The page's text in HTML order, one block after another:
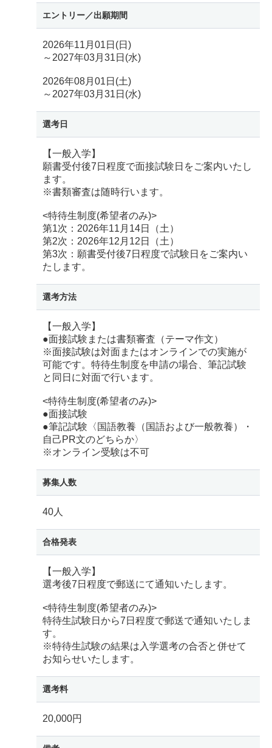
エントリー／出願期間
2026年11月01日(日)
～2027年03月31日(水)
2026年08月01日(土)
～2027年03月31日(水)
選考日
【一般入学】
願書受付後7日程度で面接試験日をご案内いたし
ます。
※書類審査は随時行います。
<特待生制度(希望者のみ)>
第1次：2026年11月14日（土）
第2次：2026年12月12日（土）
第3次：願書受付後7日程度で試験日をご案内い
たします。
選考方法
【一般入学】
●面接試験または書類審査（テーマ作文）
※面接試験は対面またはオンラインでの実施が
可能です。特待生制度を申請の場合、筆記試験
と同日に対面で行います。
<特待生制度(希望者のみ)>
●面接試験
●筆記試験〈国語教養（国語および一般教養）・
自己PR文のどちらか〉
※オンライン受験は不可
募集人数
40人
合格発表
【一般入学】
選考後7日程度で郵送にて通知いたします。
<特待生制度(希望者のみ)>
特待生試験日から7日程度で郵送で通知いたしま
す。
※特待生試験の結果は入学選考の合否と併せて
お知らせいたします。
選考料
20,000円